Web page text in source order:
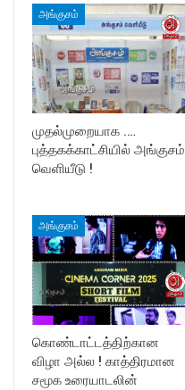
அங்குசம்
முதல்முறையாக .…
புத்தகக்காட்சியில் அங்குசம்
வெளியீடு !
அங்குசம்
கொண்டாட்டத்திற்கான
விழா அல்ல ! காத்திரமான
சமூக உரையாடலின்